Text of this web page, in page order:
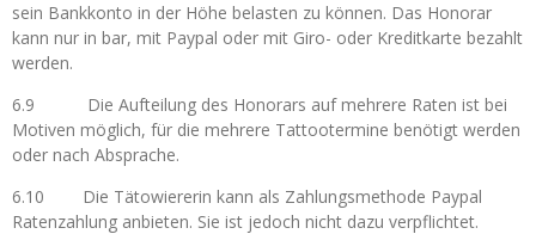
sein Bankkonto in der Höhe belasten zu können. Das Honorar
kann nur in bar, mit Paypal oder mit Giro- oder Kreditkarte bezahlt
werden.
6.9 Die Aufteilung des Honorars auf mehrere Raten ist bei
Motiven möglich, für die mehrere Tattootermine benötigt werden
oder nach Absprache.
6.10 Die Tätowiererin kann als Zahlungsmethode Paypal
Ratenzahlung anbieten. Sie ist jedoch nicht dazu verpflichtet.